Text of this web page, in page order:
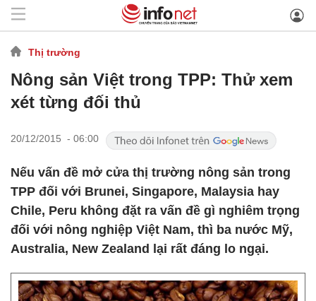
Thị trường
Nông sản Việt trong TPP: Thử xem
xét từng đối thủ
20/12/2015 - 06:00
Nếu vấn đề mở cửa thị trường nông sản trong
TPP đối với Brunei, Singapore, Malaysia hay
Chile, Peru không đặt ra vấn đề gì nghiêm trọng
đối với nông nghiệp Việt Nam, thì ba nước Mỹ,
Australia, New Zealand lại rất đáng lo ngại.